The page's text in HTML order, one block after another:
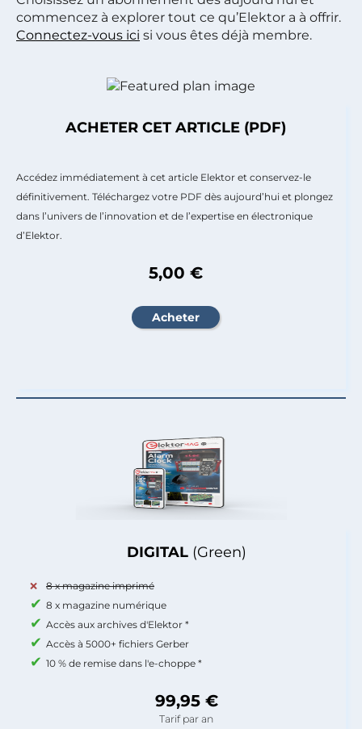
commencez à explorer tout ce qu’Elektor a à offrir.
Connectez-vous ici si vous êtes déjà membre.
DIGITAL (Green)
8 x magazine imprimé
8 x magazine numérique
Accès aux archives d'Elektor *
Accès à 5000+ fichiers Gerber
10 % de remise dans l'e-choppe *
99,95 €
Tarif par an
ACHETER CET ARTICLE (PDF)
Accédez immédiatement à cet article Elektor et conservez-le
définitivement. Téléchargez votre PDF dès aujourd’hui et plongez
dans l’univers de l’innovation et de l’expertise en électronique
d’Elektor.
5,00 €